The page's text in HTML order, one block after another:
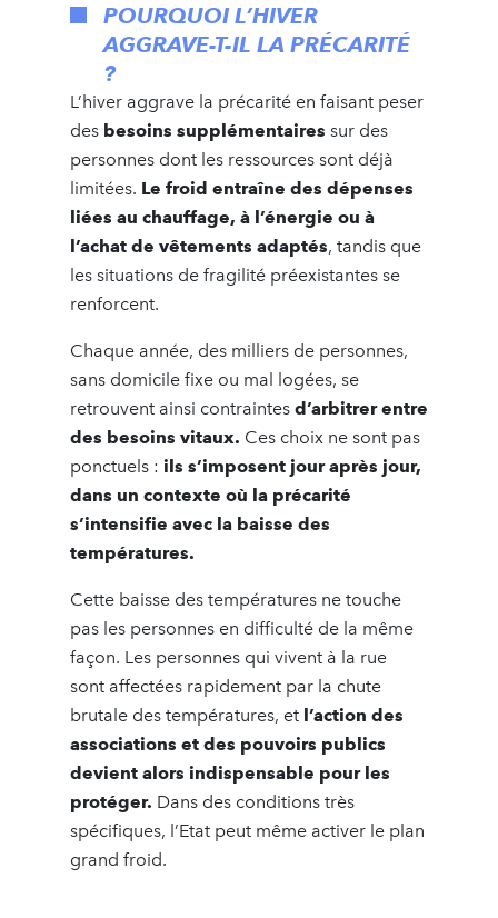
POURQUOI L’HIVER
AGGRAVE-T-IL LA PRÉCARITÉ
?
L’hiver aggrave la précarité en faisant peser
des besoins supplémentaires sur des
personnes dont les ressources sont déjà
limitées. Le froid entraîne des dépenses
liées au chauffage, à l’énergie ou à
l’achat de vêtements adaptés, tandis que
les situations de fragilité préexistantes se
renforcent.
Chaque année, des milliers de personnes,
sans domicile fixe ou mal logées, se
retrouvent ainsi contraintes d’arbitrer entre
des besoins vitaux. Ces choix ne sont pas
ponctuels : ils s’imposent jour après jour,
dans un contexte où la précarité
s’intensifie avec la baisse des
températures.
Cette baisse des températures ne touche
pas les personnes en difficulté de la même
façon. Les personnes qui vivent à la rue
sont affectées rapidement par la chute
brutale des températures, et l’action des
associations et des pouvoirs publics
devient alors indispensable pour les
protéger. Dans des conditions très
spécifiques, l’Etat peut même activer le plan
grand froid.